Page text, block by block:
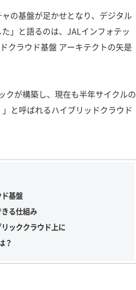
の基盤が足かせとなり、デジタル
」と語るのは、JALインフォテッ
クラウド基盤 アーキテクトの矢是
が構築し、現在も半年サイクルの
と呼ばれるハイブリッドクラウド
基盤
る仕組み
ッククラウド上に
？